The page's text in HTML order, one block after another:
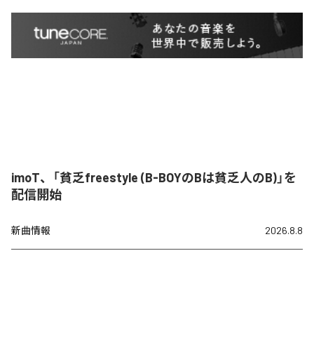
imoT、「貧乏freestyle (B-BOYのBは貧乏人のB)」を
配信開始
新曲情報 2026.8.8